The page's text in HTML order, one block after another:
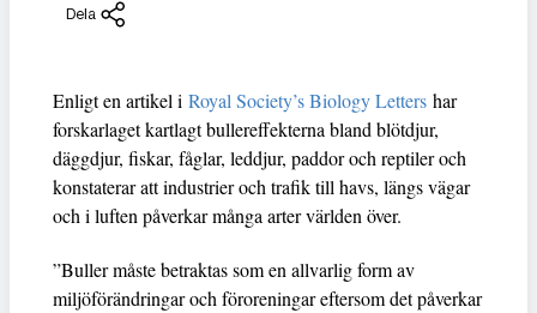
Dela
Enligt en artikel i Royal Society’s Biology Letters har
forskarlaget kartlagt bullereffekterna bland blötdjur,
däggdjur, fiskar, fåglar, leddjur, paddor och reptiler och
konstaterar att industrier och trafik till havs, längs vägar
och i luften påverkar många arter världen över.
”Buller måste betraktas som en allvarlig form av
miljöförändringar och föroreningar eftersom det påverkar